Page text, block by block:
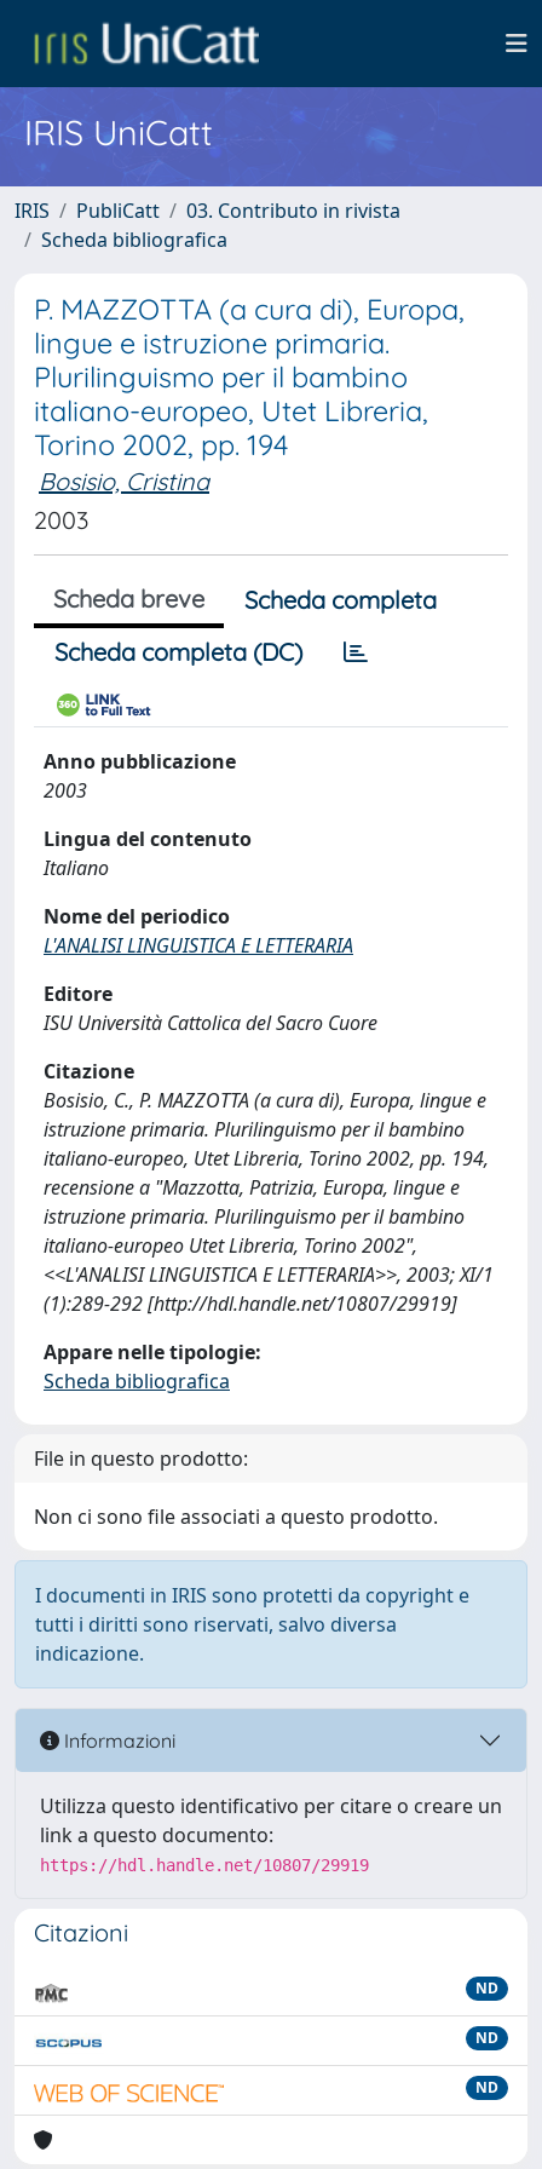
IRIS UniCatt
IRIS PubliCatt
03. Contributo in rivista
Scheda bibliografica
P. MAZZOTTA (a cura di), Europa,
lingue e istruzione primaria.
Plurilinguismo per il bambino
italiano-europeo, Utet Libreria,
Torino 2002, pp. 194
Bosisio, Cristina
2003
Scheda breve
Scheda completa
Scheda completa (DC)
Anno pubblicazione
2003
Lingua del contenuto
Italiano
Nome del periodico
L'ANALISI LINGUISTICA E LETTERARIA
Editore
ISU Università Cattolica del Sacro Cuore
Citazione
Bosisio, C., P. MAZZOTTA (a cura di), Europa, lingue e
istruzione primaria. Plurilinguismo per il bambino
italiano-europeo, Utet Libreria, Torino 2002, pp. 194,
recensione a "Mazzotta, Patrizia, Europa, lingue e
istruzione primaria. Plurilinguismo per il bambino
italiano-europeo Utet Libreria, Torino 2002",
<<L'ANALISI LINGUISTICA E LETTERARIA>>, 2003; XI/1
(1):289-292 [http://hdl.handle.net/10807/29919]
Appare nelle tipologie:
Scheda bibliografica
File in questo prodotto:
Non ci sono file associati a questo prodotto.
I documenti in IRIS sono protetti da copyright e
tutti i diritti sono riservati, salvo diversa
indicazione.
Informazioni
Utilizza questo identificativo per citare o creare un
link a questo documento:
https://hdl.handle.net/10807/29919
Citazioni
ND
ND
ND